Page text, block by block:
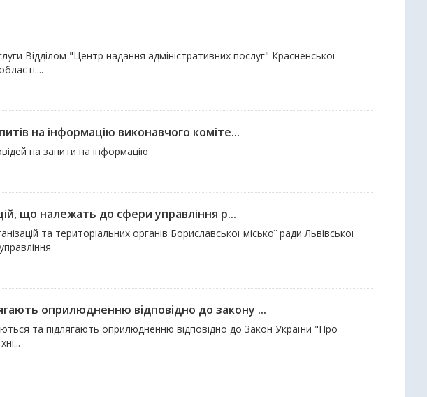
Відділом "Центр надання адміністративних послуг" Красненської
на інформацію виконавчого коміте...
на запити на інформацію
що належать до сфери управління р...
та територіальних органів Бориславської міської ради Львівської
оприлюдненню відповідно до закону ...
та підлягають оприлюдненню відповідно до Закон України "Про